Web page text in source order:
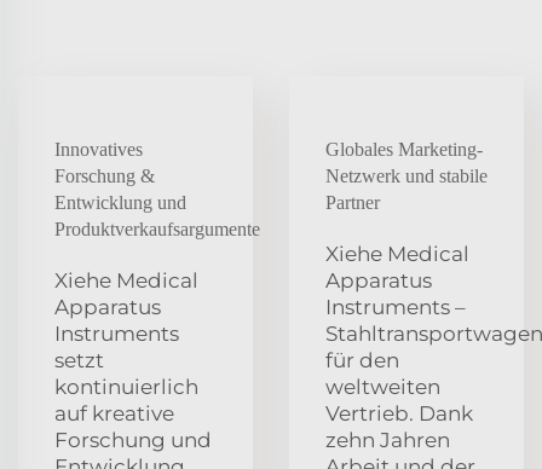
Innovatives
Forschung &
Entwicklung und
Produktverkaufsargumente
Xiehe Medical
Apparatus
Instruments
setzt
kontinuierlich
auf kreative
Forschung und
Globales Marketing-
Netzwerk und stabile
Partner
Xiehe Medical
Apparatus
Instruments –
Stahltransportwagen
für den
weltweiten
Vertrieb. Dank
zehn Jahren